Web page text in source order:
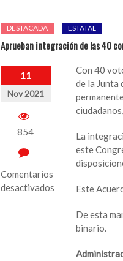
DESTACADA ESTATAL
Aprueban integración de las 40
11
Nov 2021
854
Comentarios
desactivados
Con 40
de la Junta
La
este
Este
De esta
binario.